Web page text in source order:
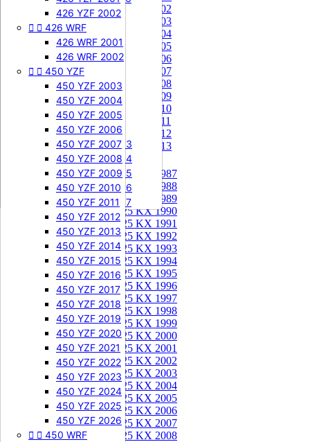
505 SXF
505 SXF 2007
505 SXF 2008
525 SXF
525 SXF 2003
525 SXF 2004
525 SXF 2005
525 SXF 2006
525 EXC-F
525 EXC-F 2003
525 EXC-F 2004
525 EXC-F 2005
525 EXC-F 2006
525 EXC-F 2007
426 YZF 2002
  426 WRF
426 WRF 2001
426 WRF 2002
  450 YZF
450 YZF 2003
450 YZF 2004
450 YZF 2005
450 YZF 2006
450 YZF 2007
450 YZF 2008
450 YZF 2009
450 YZF 2010
450 YZF 2011
450 YZF 2012
450 YZF 2013
450 YZF 2014
450 YZF 2015
450 YZF 2016
450 YZF 2017
450 YZF 2018
450 YZF 2019
450 YZF 2020
450 YZF 2021
450 YZF 2022
450 YZF 2023
450 YZF 2024
450 YZF 2025
450 YZF 2026
  450 WRF
85 KX 2002
85 KX 2003
85 KX 2004
85 KX 2005
85 KX 2006
85 KX 2007
85 KX 2008
85 KX 2009
85 KX 2010
85 KX 2011
85 KX 2012
85 KX 2013
125 KX 
125 KX 1987
125 KX 1988
125 KX 1989
125 KX 1990
125 KX 1991
125 KX 1992
125 KX 1993
125 KX 1994
125 KX 1995
125 KX 1996
125 KX 1997
125 KX 1998
125 KX 1999
125 KX 2000
125 KX 2001
125 KX 2002
125 KX 2003
125 KX 2004
125 KX 2005
125 KX 2006
125 KX 2007
125 KX 2008